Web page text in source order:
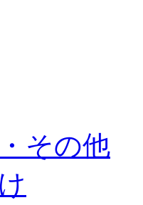
その他